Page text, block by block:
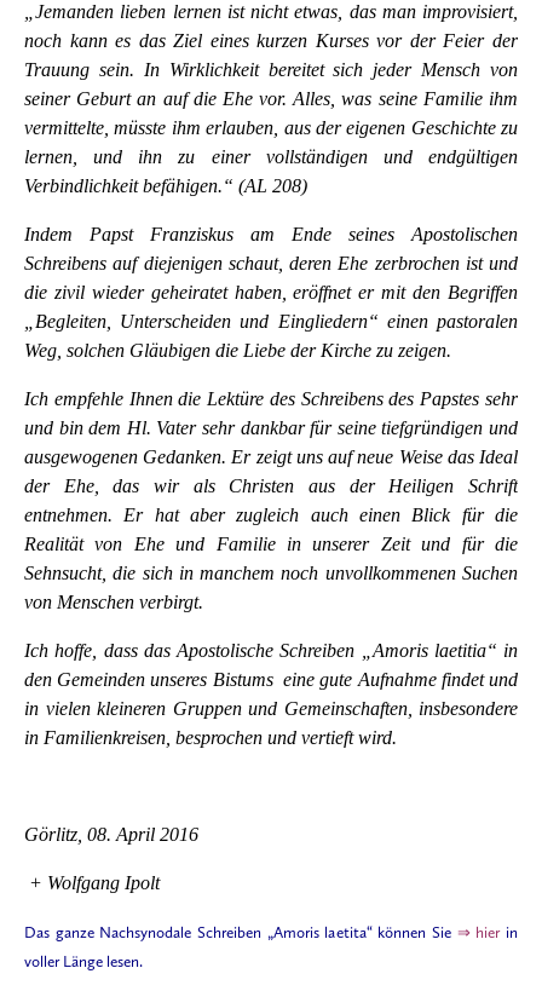
„Jemanden lieben lernen ist nicht etwas, das man improvisiert,
noch kann es das Ziel eines kurzen Kurses vor der Feier der
Trauung sein. In Wirklichkeit bereitet sich jeder Mensch von
seiner Geburt an auf die Ehe vor. Alles, was seine Familie ihm
vermittelte, müsste ihm erlauben, aus der eigenen Geschichte zu
lernen, und ihn zu einer vollständigen und endgültigen
Verbindlichkeit befähigen.“ (AL 208)
Indem Papst Franziskus am Ende seines Apostolischen
Schreibens auf diejenigen schaut, deren Ehe zerbrochen ist und
die zivil wieder geheiratet haben, eröffnet er mit den Begriffen
„Begleiten, Unterscheiden und Eingliedern“ einen pastoralen
Weg, solchen Gläubigen die Liebe der Kirche zu zeigen.
Ich empfehle Ihnen die Lektüre des Schreibens des Papstes sehr
und bin dem Hl. Vater sehr dankbar für seine tiefgründigen und
ausgewogenen Gedanken. Er zeigt uns auf neue Weise das Ideal
der Ehe, das wir als Christen aus der Heiligen Schrift
entnehmen. Er hat aber zugleich auch einen Blick für die
Realität von Ehe und Familie in unserer Zeit und für die
Sehnsucht, die sich in manchem noch unvollkommenen Suchen
von Menschen verbirgt.
Ich hoffe, dass das Apostolische Schreiben „Amoris laetitia“ in
den Gemeinden unseres Bistums eine gute Aufnahme findet und
in vielen kleineren Gruppen und Gemeinschaften, insbesondere
in Familienkreisen, besprochen und vertieft wird.
Görlitz, 08. April 2016
+ Wolfgang Ipolt
Das ganze Nachsynodale Schreiben „Amoris laetita“ können Sie⇒ hierin
voller Länge lesen.